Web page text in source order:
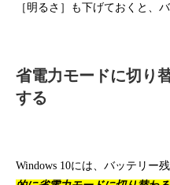
［明るさ］も下げておくと、
省電力モードに切り
する
Windows 10には、バッテリー